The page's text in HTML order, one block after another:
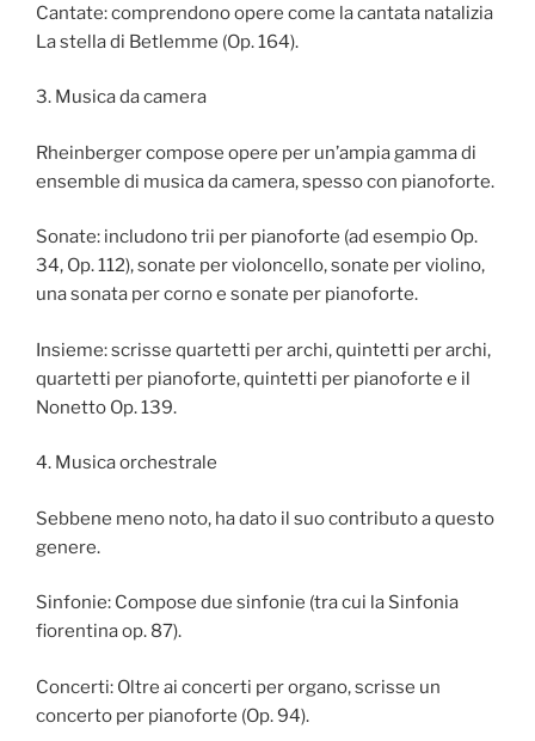
Cantate: comprendono opere come la cantata natalizia
La stella di Betlemme (Op. 164).
3. Musica da camera
Rheinberger compose opere per un’ampia gamma di
ensemble di musica da camera, spesso con pianoforte.
Sonate: includono trii per pianoforte (ad esempio Op.
34, Op. 112), sonate per violoncello, sonate per violino,
una sonata per corno e sonate per pianoforte.
Insieme: scrisse quartetti per archi, quintetti per archi,
quartetti per pianoforte, quintetti per pianoforte e il
Nonetto Op. 139.
4. Musica orchestrale
Sebbene meno noto, ha dato il suo contributo a questo
genere.
Sinfonie: Compose due sinfonie (tra cui la Sinfonia
fiorentina op. 87).
Concerti: Oltre ai concerti per organo, scrisse un
concerto per pianoforte (Op. 94).